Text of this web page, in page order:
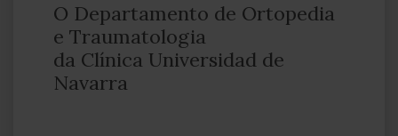
O Departamento de Ortopedia
e Traumatologia
da Clínica Universidad de
Navarra